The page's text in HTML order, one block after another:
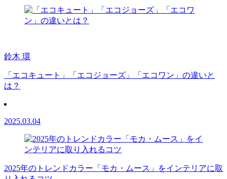
鈴木 環
「エコキュート」「エコジョーズ」「エコワン」の違いと
は？
2025.03.04
2025年のトレンドカラー「モカ・ムース」をインテリアに取